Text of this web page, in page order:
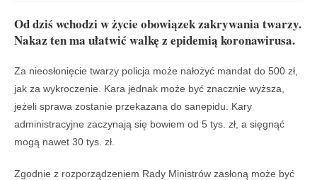
Od dziś wchodzi w życie obowiązek zakrywania twarzy.
Nakaz ten ma ułatwić walkę z epidemią koronawirusa.
Za nieosłonięcie twarzy policja może nałożyć mandat do 500 zł,
jak za wykroczenie. Kara jednak może być znacznie wyższa,
jeżeli sprawa zostanie przekazana do sanepidu. Kary
administracyjne zaczynają się bowiem od 5 tys. zł, a sięgnąć
mogą nawet 30 tys. zł.
Zgodnie z rozporządzeniem Rady Ministrów zasłoną może być